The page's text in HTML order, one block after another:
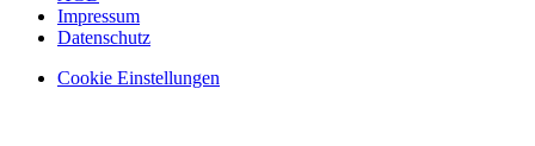
Impressum
Datenschutz
Cookie Einstellungen